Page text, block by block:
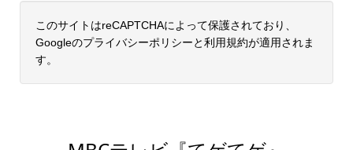
このサイトはreCAPTCHAによって保護されており、
Googleのプライバシーポリシーと利用規約が適用されま
す。